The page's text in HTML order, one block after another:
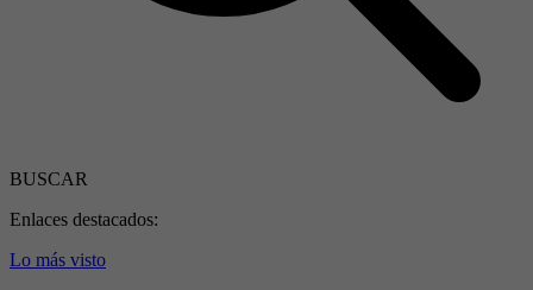
BUSCAR
Enlaces destacados:
Lo más visto